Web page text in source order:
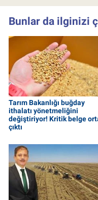
Bunlar da ilginizi
Tarım Bakanlığı buğday
ithalatı yönetmeliğini
değiştiriyor! Kritik belge
çıktı